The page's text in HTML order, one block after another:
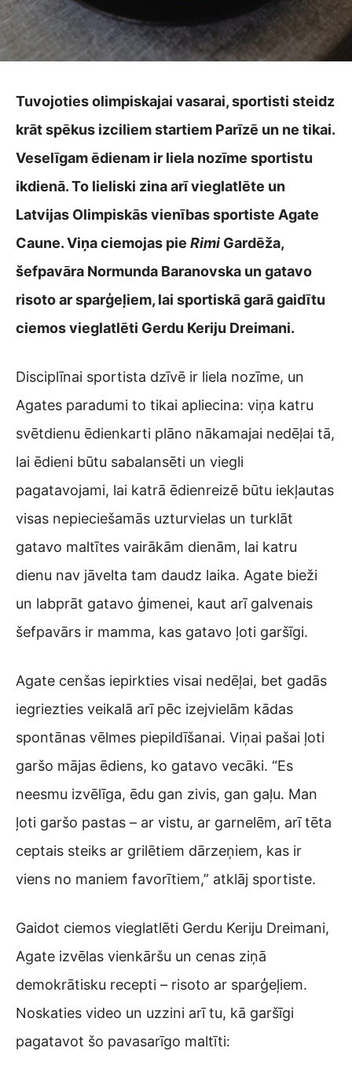
Tuvojoties olimpiskajai vasarai, sportisti steidz
krāt spēkus izciliem startiem Parīzē un ne tikai.
Veselīgam ēdienam ir liela nozīme sportistu
ikdienā. To lieliski zina arī vieglatlēte un
Latvijas Olimpiskās vienības sportiste Agate
Caune. Viņa ciemojas pie Rimi Gardēža,
šefpavāra Normunda Baranovska un gatavo
risoto ar sparģeļiem, lai sportiskā garā gaidītu
ciemos vieglatlēti Gerdu Keriju Dreimani.
Disciplīnai sportista dzīvē ir liela nozīme, un
Agates paradumi to tikai apliecina: viņa katru
svētdienu ēdienkarti plāno nākamajai nedēļai tā,
lai ēdieni būtu sabalansēti un viegli
pagatavojami, lai katrā ēdienreizē būtu iekļautas
visas nepieciešamās uzturvielas un turklāt
gatavo maltītes vairākām dienām, lai katru
dienu nav jāvelta tam daudz laika. Agate bieži
un labprāt gatavo ģimenei, kaut arī galvenais
šefpavārs ir mamma, kas gatavo ļoti garšīgi. ⁠
Agate cenšas iepirkties visai nedēļai, bet gadās
iegriezties veikalā arī pēc izejvielām kādas
spontānas vēlmes piepildīšanai. Viņai pašai ļoti
garšo mājas ēdiens, ko gatavo vecāki. “Es
neesmu izvēlīga, ēdu gan zivis, gan gaļu. Man
ļoti garšo pastas – ar vistu, ar garnelēm, arī tēta
ceptais steiks ar grilētiem dārzeņiem, kas ir
viens no maniem favorītiem,” atklāj sportiste.
Gaidot ciemos vieglatlēti Gerdu Keriju Dreimani,
Agate izvēlas vienkāršu un cenas ziņā
demokrātisku recepti – risoto ar sparģeļiem.
Noskaties video un uzzini arī tu, kā garšīgi
pagatavot šo pavasarīgo maltīti: